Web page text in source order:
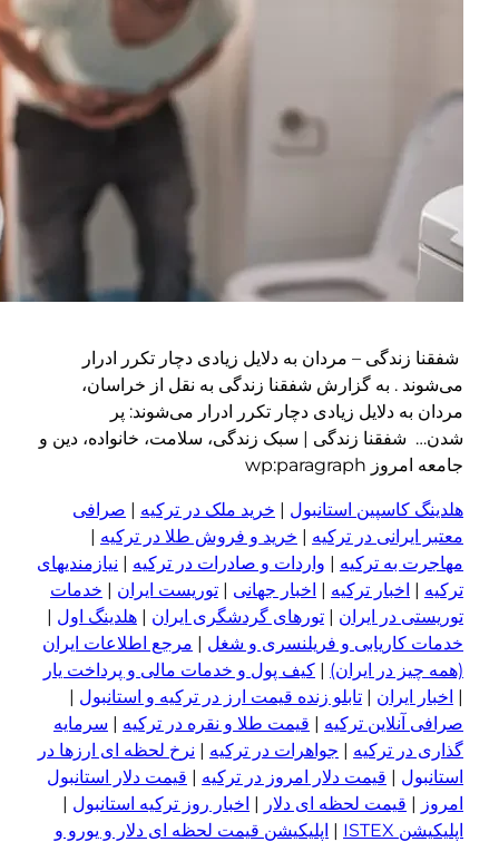
مردان به دلایل زیادی دچار تکرر ادرار
شفقنا زندگی به نقل از خراسان،
زیادی دچار تکرر ادرار می‌شوند: پر
| سبک زندگی، سلامت، خانواده، دین و
استانبول|خرید ملک در ترکیه| صرافی
ترکیه| خرید و فروش طلا در ترکیه |
|واردات و صادرات در ترکیه|نیازمندیهای
|اخبار جهانی|توریست ایران| خدمات
|تورهای گردشگری ایران|هلدینگ اول |
و فریلنسری و شغل | مرجع اطلاعات ایران
|کیف پول و خدمات مالی و پرداخت یار
تابلو زنده قیمت ارز در ترکیه و استانبول|
| قیمت طلا و نقره در ترکیه|سرمایه
جواهرات در ترکیه |نرخ لحظه ای ارزها در
دلار امروز در ترکیه| قیمت دلار استانبول
ای دلار|اخبار روز ترکیه استانبول |
|اپلیکیشن قیمت لحظه ای دلار و یورو و